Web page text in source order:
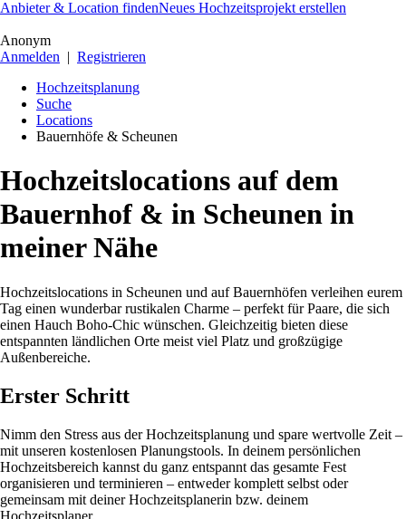
Anbieter & Location findenNeues Hochzeitsprojekt erstellen
Anonym
Anmelden | Registrieren
Hochzeitsplanung
Suche
Locations
Bauernhöfe & Scheunen
Hochzeitslocations auf dem
Bauernhof & in Scheunen in
meiner Nähe
Hochzeitslocations in Scheunen und auf Bauernhöfen verleihen eurem
Tag einen wunderbar rustikalen Charme – perfekt für Paare, die sich
einen Hauch Boho-Chic wünschen. Gleichzeitig bieten diese
entspannten ländlichen Orte meist viel Platz und großzügige
Außenbereiche.
Erster Schritt
Nimm den Stress aus der Hochzeitsplanung und spare wertvolle Zeit –
mit unseren kostenlosen Planungstools. In deinem persönlichen
Hochzeitsbereich kannst du ganz entspannt das gesamte Fest
organisieren und terminieren – entweder komplett selbst oder
gemeinsam mit deiner Hochzeitsplanerin bzw. deinem
Hochzeitsplaner.